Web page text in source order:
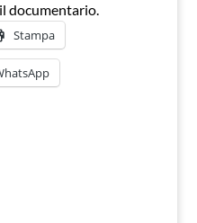
documentario.
Stampa